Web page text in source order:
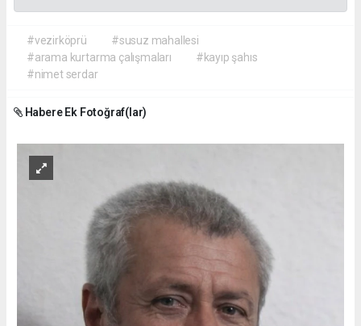
#vezirköprü
#susuz mahallesi
#arama kurtarma çalışmaları
#kayıp şahıs
#nimet serdar
Habere Ek Fotoğraf(lar)